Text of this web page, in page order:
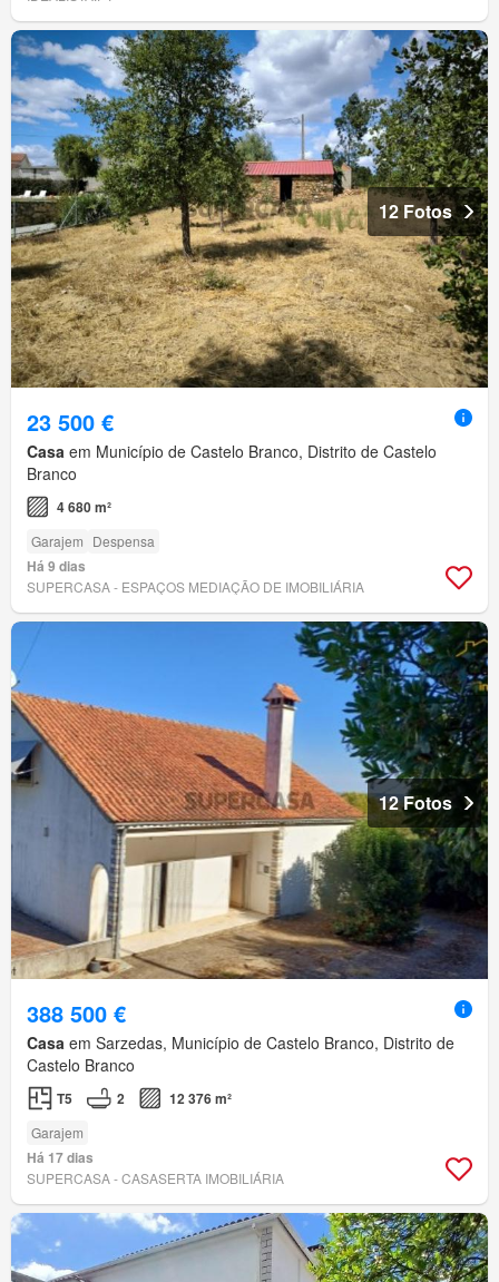
12 Fotos
23 500 €
Casa em Município de Castelo Branco, Distrito de Castelo
Branco
4 680 m²
Garajem Despensa
Há 9 dias
SUPERCASA - ESPAÇOS MEDIAÇÃO DE IMOBILIÁRIA
12 Fotos
388 500 €
Casa em Sarzedas, Município de Castelo Branco, Distrito de
Castelo Branco
T5 2 12 376 m²
Garajem
Há 17 dias
SUPERCASA - CASASERTA IMOBILIÁRIA